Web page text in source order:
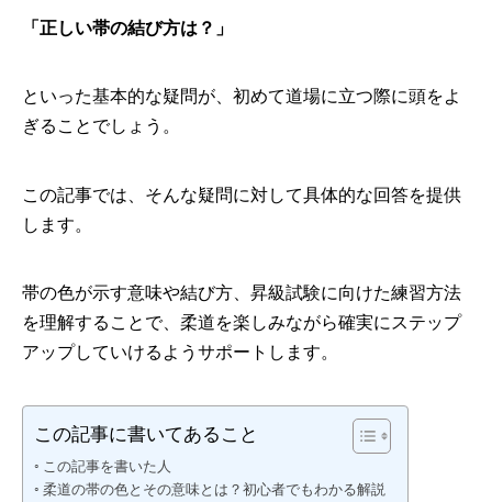
「正しい帯の結び方は？」
といった基本的な疑問が、初めて道場に立つ際に頭をよ
ぎることでしょう。
この記事では、そんな疑問に対して具体的な回答を提供
します。
帯の色が示す意味や結び方、昇級試験に向けた練習方法
を理解することで、柔道を楽しみながら確実にステップ
アップしていけるようサポートします。
この記事に書いてあること
この記事を書いた人
柔道の帯の色とその意味とは？初心者でもわかる解説